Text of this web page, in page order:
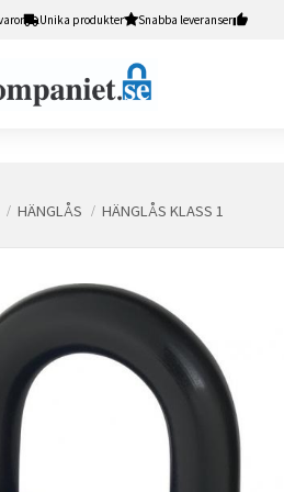
Unika produkter Snabba leveranser
HÄNGLÅS HÄNGLÅS KLASS 1